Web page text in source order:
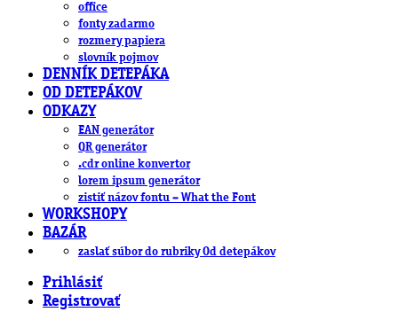
office
fonty zadarmo
rozmery papiera
slovník pojmov
DENNÍK DETEPÁKA
OD DETEPÁKOV
ODKAZY
EAN generátor
QR generátor
.cdr online konvertor
lorem ipsum generátor
zistiť názov fontu – What the Font
WORKSHOPY
BAZÁR
zaslať súbor do rubriky Od detepákov
Prihlásiť
Registrovať